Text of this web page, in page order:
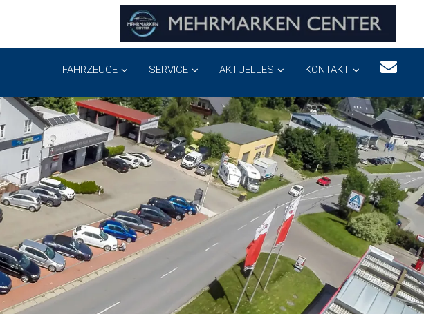
FAHRZEUGE SERVICE AKTUELLES KONTAKT